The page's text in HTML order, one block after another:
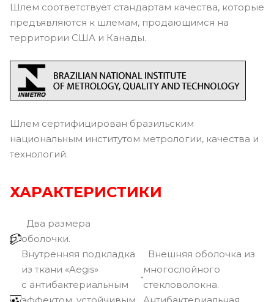
Шлем соответствует стандартам качества, которые
предъявляются к шлемам, продающимся на
территории США и Канады.
Шлем сертифицирован бразильским
национальным институтом метрологии, качества и
технологий.
ХАРАКТЕРИСТИКИ
Два размера
оболочки.
Внутренняя подкладка
из ткани «Aegis»
с антибактериальным
Внешняя оболочка из
многослойного
стекловолокна.